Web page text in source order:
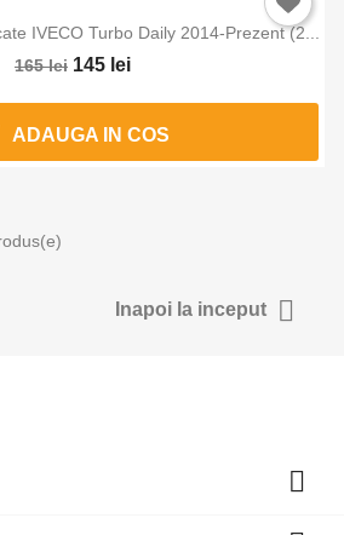
IVECO Turbo Daily 2014-Prezent (2...
165 lei 145 lei
ADAUGA IN COS
Inapoi la inceput 
